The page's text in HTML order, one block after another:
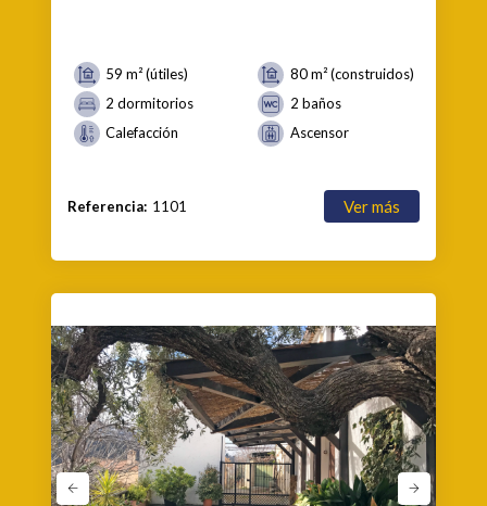
59 m² (útiles)
80 m² (construidos)
2 dormitorios
2 baños
Calefacción
Ascensor
Referencia: 1101 Ver más